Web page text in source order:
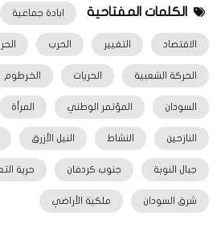
الكلمات المفتاحية ابادة جماعية
الاقتصاد التغيير الحرب
الحركة الشعبية الحريات الخرطوم
السودان المؤتمر الوطني المرأة
النازحين النشاط النيل الأزرق
جبال النوبة جنوب كردفان حرية
شرق السودان ملكية الأراضي